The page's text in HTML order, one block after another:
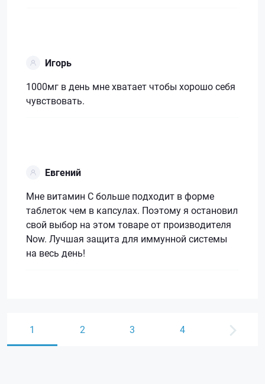
Игорь
1000мг в день мне хватает чтобы хорошо себя
чувствовать.
Евгений
Мне витамин С больше подходит в форме
таблеток чем в капсулах. Поэтому я остановил
свой выбор на этом товаре от производителя
Now. Лучшая защита для иммунной системы
на весь день!
1 2 3 4